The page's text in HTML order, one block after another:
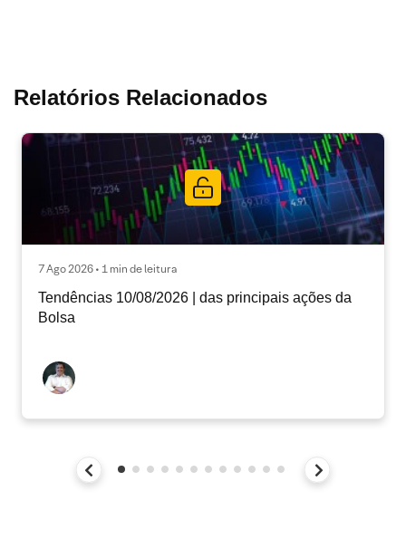
Relatórios Relacionados
7 Ago 2026 • 1 min de leitura
Tendências 10/08/2026 | das principais ações da
Bolsa